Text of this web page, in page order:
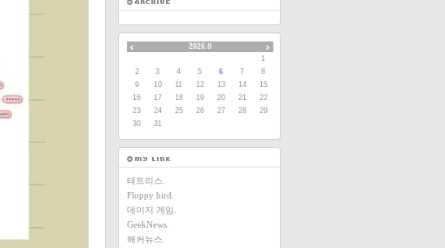
2026.8
1
2
3 4 5 6 7
8
9
10 11 12 13 14
15
16
17 18 19 20 21
22
23
24 25 26 27 28
29
30
31
테트리스.
Floppy bird.
데이지 게임.
GeekNews.
해커뉴스.